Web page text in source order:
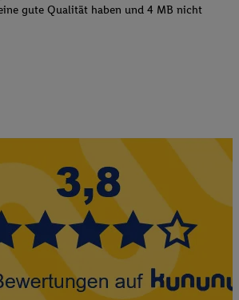
gute Qualität haben und 4 MB nicht